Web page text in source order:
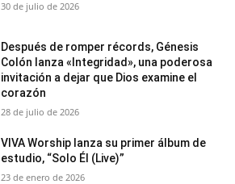
30 de julio de 2026
Después de romper récords, Génesis
Colón lanza «Integridad», una poderosa
invitación a dejar que Dios examine el
corazón
28 de julio de 2026
VIVA Worship lanza su primer álbum de
estudio, “Solo Él (Live)”
23 de enero de 2026